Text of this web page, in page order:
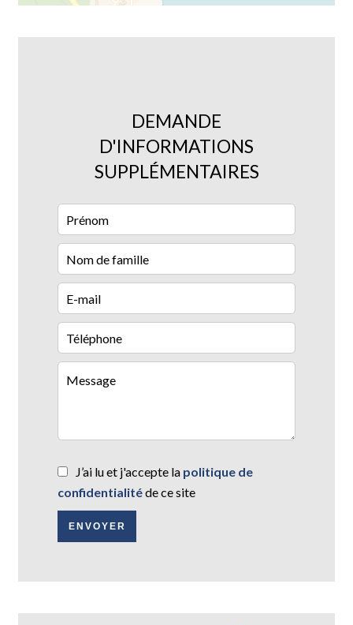
DEMANDE
D'INFORMATIONS
SUPPLÉMENTAIRES
J’ai lu et j'accepte la politique de
confidentialitéde ce site
ENVOYER